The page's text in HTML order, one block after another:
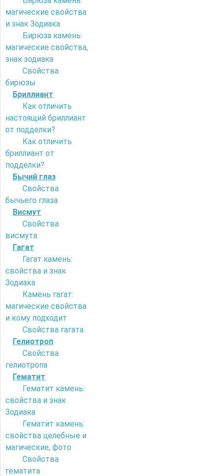
магические свойства
и знак Зодиака
Бирюза камень:
магические свойства,
знак зодиака
Свойства
бирюзы
Бриллиант
Как отличить
настоящий бриллиант
от подделки?
Как отличить
бриллиант от
подделки?
Бычий глаз
Свойства
бычьего глаза
Висмут
Свойства
висмута
Гагат
Гагат камень:
свойства и знак
Зодиака
Камень гагат:
магические свойства
и кому подходит
Свойства гагата
Гелиотроп
Свойства
гелиотропа
Гематит
Гематит камень:
свойства и знак
Зодиака
Гематит камень:
свойства целебные и
магические, фото
Свойства
гематита